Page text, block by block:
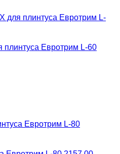
плинтуса Евротрим L-60